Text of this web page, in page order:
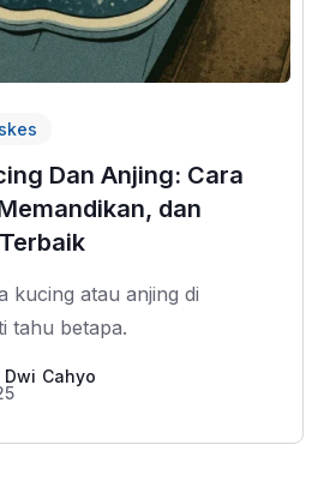
Dan Anjing: Cara
dan
kucing atau anjing di
tahu betapa.
Cahyo